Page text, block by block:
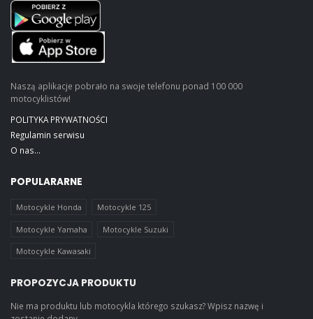
Naszą aplikacje pobrało na swoje telefonu ponad 100 000
motocyklistów!
POLITYKA PRYWATNOŚCI
Regulamin serwisu
O nas...
POPULARARNE
Motocykle Honda Motocykle 125
Motocykle Yamaha Motocykle Suzuki
Motocykle Kawasaki
PROPOZYCJA PRODUKTU
Nie ma produktu lub motocykla którego szukasz? Wpisz nazwę i